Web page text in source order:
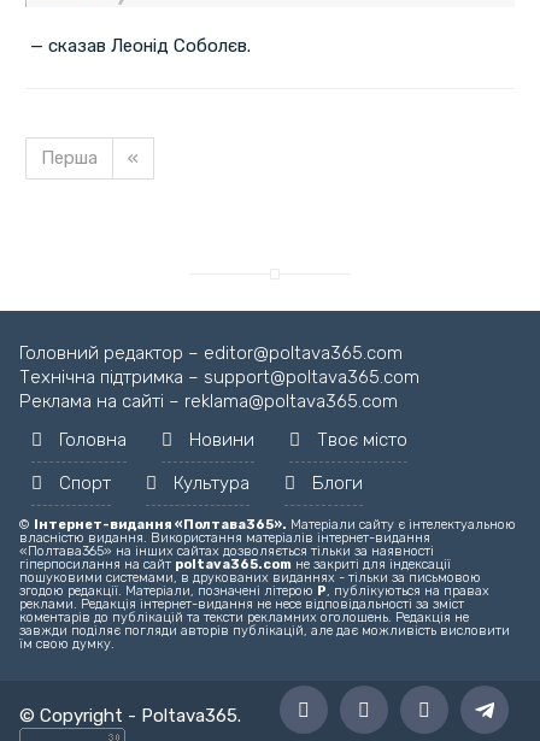
— сказав Леонід Соболєв.
Перша «
Головний редактор – editor@poltava365.com
Технічна підтримка – support@poltava365.com
Реклама на сайті – reklama@poltava365.com
Головна
Новини
Твоє місто
Спорт
Культура Блоги
© Інтернет-видання «Полтава365». Матеріали сайту є інтелектуальною
власністю видання. Використання матеріалів інтернет-видання
«Полтава365» на інших сайтах дозволяється тільки за наявності
гіперпосилання на сайт poltava365.com не закриті для індексації
пошуковими системами, в друкованих виданнях - тільки за письмовою
згодою редакції. Матеріали, позначені літерою Р, публікуються на правах
реклами. Редакція інтернет-видання не несе відповідальності за зміст
коментарів до публікацій та тексти рекламних оголошень. Редакція не
завжди поділяє погляди авторів публікацій, але дає можливість висловити
їм свою думку.
© Copyright - Poltava365.